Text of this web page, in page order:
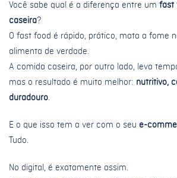
Você sabe qual é a diferença entre um fast
caseira?
O fast food é rápido, prático, mata a fome
alimenta de verdade.
A comida caseira, por outro lado, leva
mas o resultado é muito melhor: nutritivo,
duradouro.
E o que isso tem a ver com o seu e-
Tudo.
No digital, é exatamente assim.